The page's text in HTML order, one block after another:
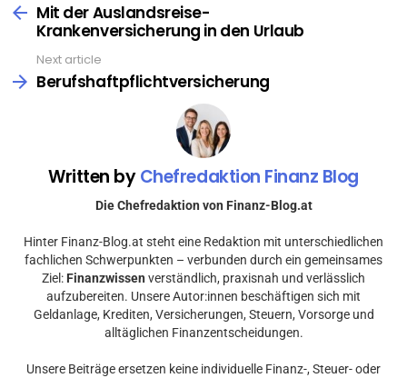
moreMit der Auslandsreise-
Krankenversicherung in den Urlaub
Next article
Berufshaftpflichtversicherung
Written byChefredaktion Finanz Blog
Die Chefredaktion von Finanz-Blog.at
Hinter Finanz-Blog.at steht eine Redaktion mit unterschiedlichen
fachlichen Schwerpunkten – verbunden durch ein gemeinsames
Ziel: Finanzwissen verständlich, praxisnah und verlässlich
aufzubereiten. Unsere Autor:innen beschäftigen sich mit
Geldanlage, Krediten, Versicherungen, Steuern, Vorsorge und
alltäglichen Finanzentscheidungen.
Unsere Beiträge ersetzen keine individuelle Finanz-, Steuer- oder